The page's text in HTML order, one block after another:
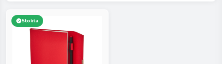
Stokta